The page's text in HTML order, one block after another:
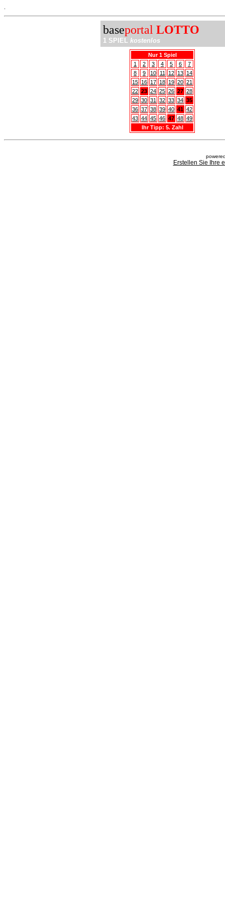
baseportal LOTTO
1 SPIEL kostenlos
Nur 1 Spiel
1
2 3 4 5 6
7
8
9 10 11 12 13 14
15 16 17 18 19 20 21
22 23 24 25 26 27 28
29 30 31 32 33 34 35
36 37 38 39 40 41 42
43 44 45 46 47 48 49
Ihr Tipp: 5. Zahl
Erstellen Sie Ihre